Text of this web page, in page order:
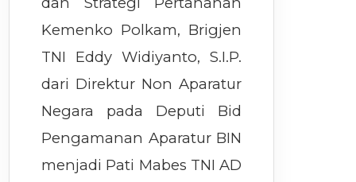
Kemenko Polkam, Brigjen
TNI Eddy Widiyanto, S.I.P.
dari Direktur Non Aparatur
Negara pada Deputi Bid
Pengamanan Aparatur BIN
menjadi Pati Mabes TNI AD